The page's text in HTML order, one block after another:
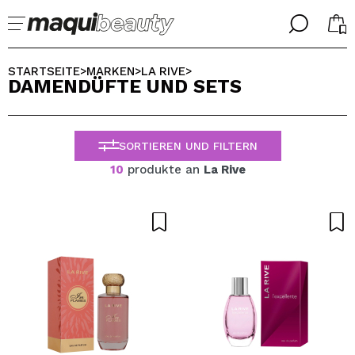
╳
Ich bin bereits #maquilover, ich habe ein Konto
Ich habe hier kein Konto
╳
WÄHLE DEINE SPRACHE
ALEMAN
ESPAÑOL
ENGLISH
FRANCES
STARTSEITE>MARKEN>LA RIVE>
DAMENDÜFTE UND SETS
SORTIEREN UND FILTERN
10 produkte an La Rive